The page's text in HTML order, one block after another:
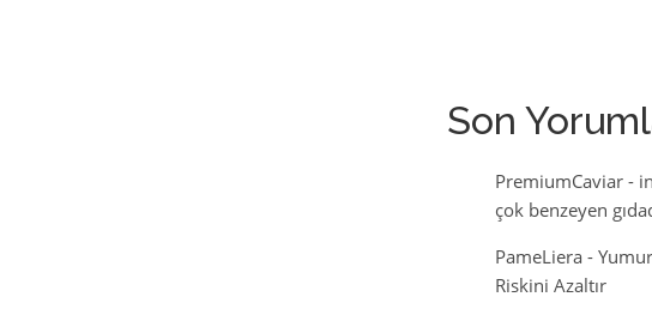
Son
PremiumCaviar-
çok benzeyen
PameLiera -
Riskini Azaltır